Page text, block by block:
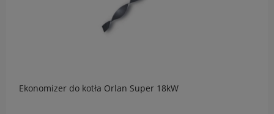
Ekonomizer do kotła Orlan Super 18kW